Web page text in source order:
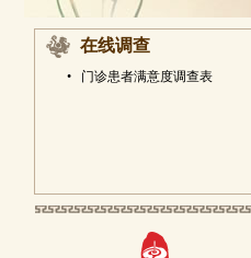
在线调查
• 门诊患者满意度调查表